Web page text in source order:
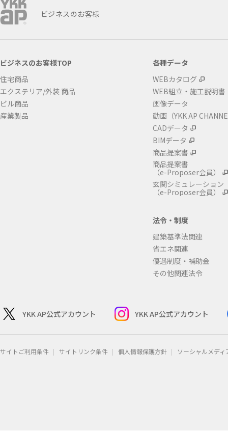
ビジネスのお客様
ビジネスのお客様TOP
住宅商品
エクステリア/外装 商品
ビル商品
産業製品
各種データ
WEBカタログ
WEB組立・施工説明書
画像データ
動画（YKK AP
CADデータ
BIMデータ
商品提案書
商品提案書
（e-Proposer会員）
玄関シミュレーション
（e-Proposer会員）
法令・制度
建築基準法関連
省エネ関連
優遇制度・補助金
その他関連法令
YKK AP公式アカウント YKK AP公式アカウント
サイトご利用条件 サイトリンク条件 個人情報保護方針 ソーシャルメデ